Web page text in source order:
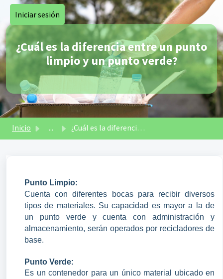
Saltar al contenido principal
Iniciar sesión
¿Cuál es la diferencia entre un punto
limpio y un punto verde?
Inicio ... ¿Cuál es la diferencia entre un punto limpio y un punto v...
Punto Limpio:
Cuenta con diferentes bocas para recibir diversos
tipos de materiales. Su capacidad es mayor a la de
un punto verde y cuenta con administración y
almacenamiento, serán operados por recicladores de
base.
Punto Verde:
Es un contenedor para un único material ubicado en